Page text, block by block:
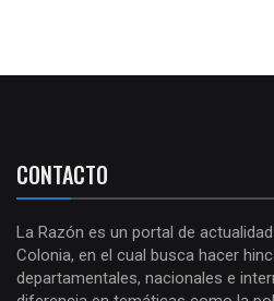
CONTACTO
La Razón es un portal de
Colonia, en el cual busca hacer
departamentales, nacionales e